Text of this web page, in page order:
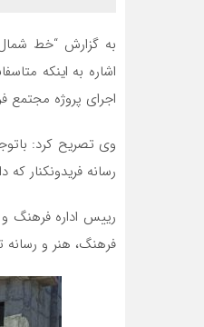
به گزارش “خط
اشاره به اینکه
اجرای پروژه
وی تصریح کرد:
رسانه فریدونکنار
رییس اداره فرهنگ و
فرهنگ، هنر و